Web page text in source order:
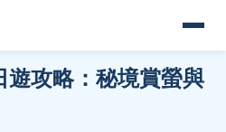
遊攻略：秘境賞螢與